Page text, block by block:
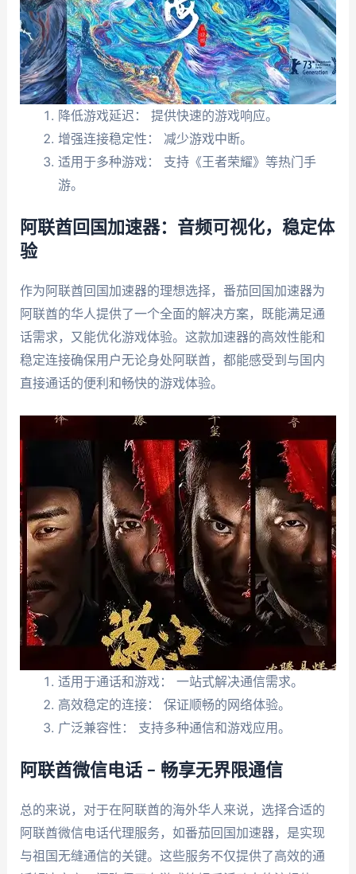
降低游戏延迟： 提供快速的游戏响应。
增强连接稳定性： 减少游戏中断。
适用于多种游戏： 支持《王者荣耀》等热门手
游。
阿联酋回国加速器：音频可视化，稳定体
验
作为阿联酋回国加速器的理想选择，番茄回国加速器为
阿联酋的华人提供了一个全面的解决方案，既能满足通
话需求，又能优化游戏体验。这款加速器的高效性能和
稳定连接确保用户无论身处阿联酋，都能感受到与国内
直接通话的便利和畅快的游戏体验。
适用于通话和游戏： 一站式解决通信需求。
高效稳定的连接： 保证顺畅的网络体验。
广泛兼容性： 支持多种通信和游戏应用。
阿联酋微信电话 – 畅享无界限通信
总的来说，对于在阿联酋的海外华人来说，选择合适的
阿联酋微信电话代理服务，如番茄回国加速器，是实现
与祖国无缝通信的关键。这些服务不仅提供了高效的通